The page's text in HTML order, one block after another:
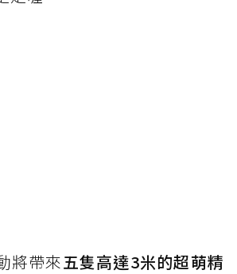
將帶來五隻高達3米的超萌精